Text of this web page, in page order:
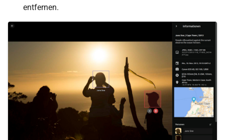
entfernen.